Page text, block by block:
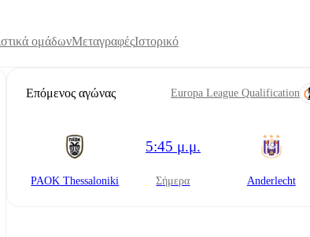
ομάδωνΜεταγραφέςΙστορικό
Επόμενος αγώνας Europa League Qualification
PAOK Thessaloniki
5:45 μ.μ.
σήμερα Anderlecht